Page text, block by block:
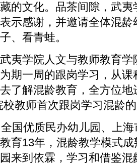
的文化。品茶间隙，武
示感谢，并邀请全体混
、看青蛙。
夷学院人文与教师教育
期一周的跟岗学习，从
了解混龄教育，全方位地
校教师首次跟岗学习混龄
国优质民办幼儿园、上海
育13年，混龄教学模式
来到依霖，学习和借鉴